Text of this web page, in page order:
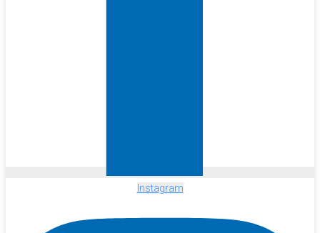
Instagram